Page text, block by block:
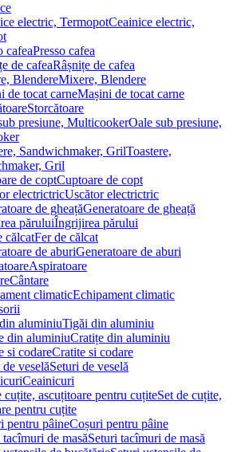
Ceainice electric,
Presso cafea
Râșnițe de cafea
Mixere, Blendere
Mașini de tocat carne
Storcătoare
Oale sub presiune,
Toastere,
Gril
Cuptoare de copt
Uscător electrictric
Generatoare de gheață
Îngrijirea părului
Fer de călcat
Generatoare de aburi
Aspiratoare
Cântare
Echipament climatic
Tigăi din aluminiu
Cratițe din aluminiu
Cratite si codare
Seturi de veselă
Ceainicuri
Set de cuțite,
pentru cuțite
Coșuri pentru pâine
Seturi tacîmuri de masă